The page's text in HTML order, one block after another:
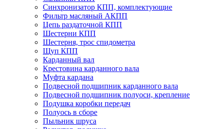
Синхронизатор КПП, комплектующие
Фильтр масляный АКПП
Цепь раздаточной КПП
Шестерни КПП
Шестерня, трос спидометра
Щуп КПП
Карданный вал
Крестовина карданного вала
Муфта кардана
Подвесной подшипник карданного вала
Подвесной подшипник полуоси, крепление
Подушка коробки передач
Полуось в сборе
Пыльник шруса